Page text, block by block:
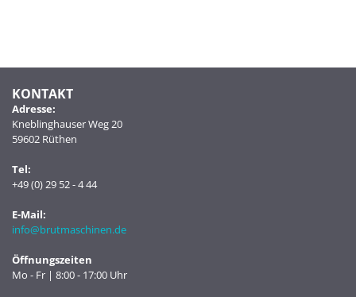
KONTAKT
Adresse:
Kneblinghauser Weg 20
59602 Rüthen
Tel:
+49 (0) 29 52 - 4 44
E-Mail:
info@brutmaschinen.de
Öffnungszeiten
Mo - Fr | 8:00 - 17:00 Uhr